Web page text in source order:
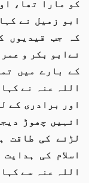
کو مارا تھا،
ابو زمیل نے
کہ جب قیدیوں
نےابو بکر و
کے بارے میں
اللہ عنہ نے
اور برادری کے
انہیں چھوڑ
لڑنے کی طاقت
اسلام کی
اللہ عنہ سے